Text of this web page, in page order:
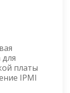
платы
IPMI